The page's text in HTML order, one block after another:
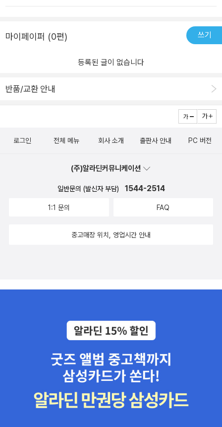
우 오래 읽는 책이 되었다.하지만 후반부로 갈수록 이야기들이 퍼즐
감정들은 이러한 이야기들이 정상적이지 않다는 것을 강하게 말해주
는 듯했다.진실은 언제나 밝혀지는가, 아니면 편의에 따라 덮이는가?
조용히 그러나 깊이 파고드는 책. 오래 남는다.
모습을 유지하기 위해 척추 마디가 몇 개인지 알 수 있을 정도로 말랐
고 부러워하지만 말이다. 사람과 사람이 만나는 건 교류하기 위해서
이지 소유하기 위함이 아니다. 그런데 왜 탈리아의 남자들은 탈리아
를 소유했다고 생각하고, 자신이 원하는 대로 움직이길 바라며 그녀
구가 있음에도 다른 사람을 만나는 건 분명 지탄받을 일이지만 그게
내용이 전개되길래, 진범이 당신인가 궁금해 했다. 또한 읽으면서 정
체 모를 거북함과 역한 마음이 지속되었는데, 이 서평을 쓰면서 깨달
았다. 그 역한 마음은 세상의 수많은 여성 혐오 범죄들을 그저 그런 범
은 여성 범죄들을 대할 때 우리가 어떤 태도로 바라보는지, 중립을 지
켜야 한다는 명목 하에 사실은 가해자의 편을 들고 있는게 아닌지 생
각해볼 필요가 있다.
마이페이퍼 (0편) 쓰기
등록된 글이 없습니다
반품/교환 안내
로그인 전체 메뉴 회사 소개 출판사 안내 PC 버전
(주)알라딘커뮤니케이션
일반문의 (발신자 부담) 1544-2514
1:1 문의 FAQ
중고매장 위치, 영업시간 안내